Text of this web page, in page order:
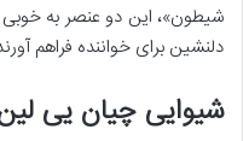
شیطون»، این دو عنصر به خوبی
دلنشین برای خواننده فراهم
شیوایی چیان یی